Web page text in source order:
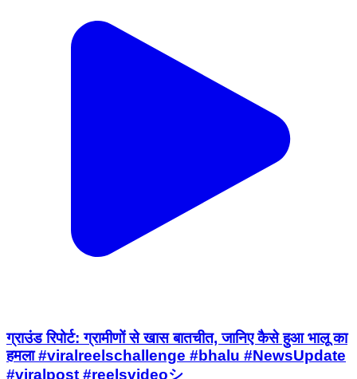
ग्राउंड रिपोर्ट: ग्रामीणों से खास बातचीत, जानिए कैसे हुआ भालू का
हमला #viralreelschallenge #bhalu #NewsUpdate
#viralpost #reelsvideoシ